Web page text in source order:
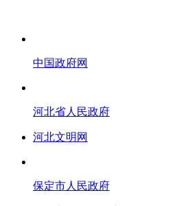
中国政府网
河北省人民政府
河北文明网
保定市人民政府